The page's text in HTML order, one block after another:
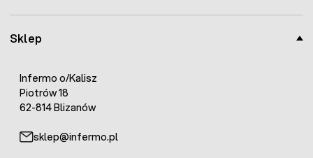
Sklep
Infermo o/Kalisz
Piotrów 18
62-814 Blizanów
sklep@infermo.pl